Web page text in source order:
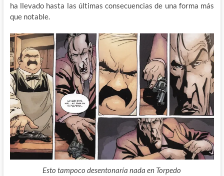
ha llevado hasta las últimas consecuencias de una forma más
que notable.
Esto tampoco desentonaría nada en Torpedo